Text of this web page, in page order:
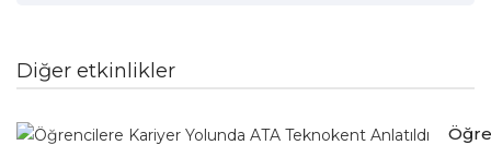
Diğer etkinlikler